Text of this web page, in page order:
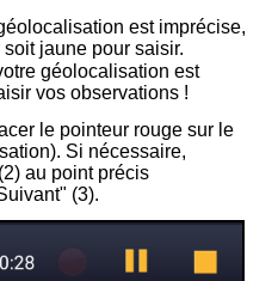
est imprécise,
jaune pour saisir.
géolocalisation est
vos observations !
le pointeur rouge sur le
Si nécessaire,
au point précis
(3).